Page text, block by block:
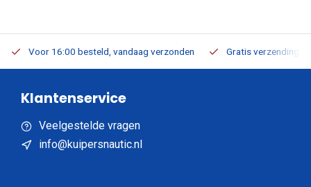
Voor 16:00 besteld, vandaag verzonden Gratis verzending
Klantenservice
Veelgestelde vragen
info@kuipersnautic.nl